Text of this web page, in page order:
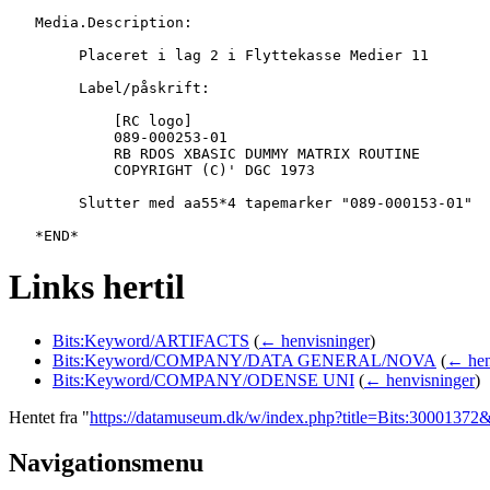
   Media.Description:
Links hertil
Bits:Keyword/ARTIFACTS (← henvisninger)
Bits:Keyword/COMPANY/DATA GENERAL/NOVA (←
Bits:Keyword/COMPANY/ODENSE UNI (← henvisninger)
Hentet fra "https://datamuseum.dk/w/
Navigationsmenu